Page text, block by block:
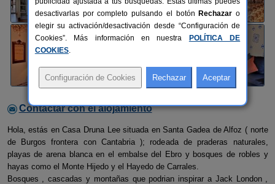
Contactar con el alojamiento
Hola, estás en Casa Druna Lee situada en Santa Gadea de Alfoz ( norte
de Burgos frontera con Cantabria ); rodeada de praderas naturales,
playas de arena blanca en el embalse del Ebro y bosques de robles y
hayas como el Monte Hijedo y el Hayedo de Carrales.
Bosques , cascadas y montañas que podrian inspirar a Jack London ,
desactivarlas por completo pulsando el botón Rechazar o
elegir su activación/desactivación desde “Configuración de
Cookies”. Más información en nuestra
POLÍTICA DE
COOKIES.